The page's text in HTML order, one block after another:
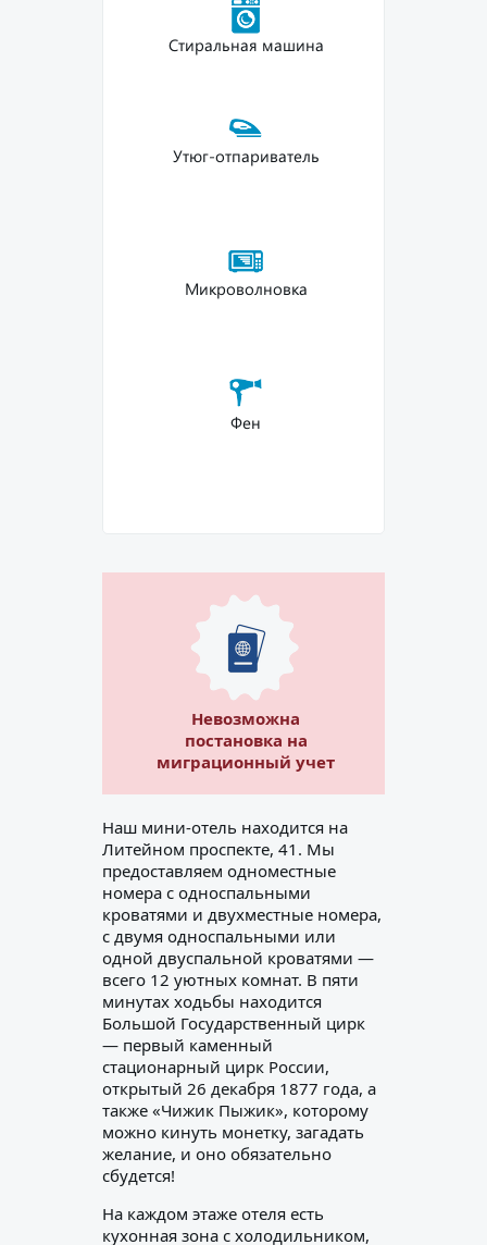
Cтиральная машина
Утюг-отпариватель
Микроволновка
Фен
Невозможна
постановка на
миграционный учет
Наш мини-отель находится на
Литейном проспекте, 41. Мы
предоставляем одноместные
номера с односпальными
кроватями и двухместные номера,
с двумя односпальными или
одной двуспальной кроватями —
всего 12 уютных комнат. В пяти
минутах ходьбы находится
Большой Государственный цирк
— первый каменный
стационарный цирк России,
открытый 26 декабря 1877 года, а
также «Чижик Пыжик», которому
можно кинуть монетку, загадать
желание, и оно обязательно
сбудется!
На каждом этаже отеля есть
кухонная зона с холодильником,